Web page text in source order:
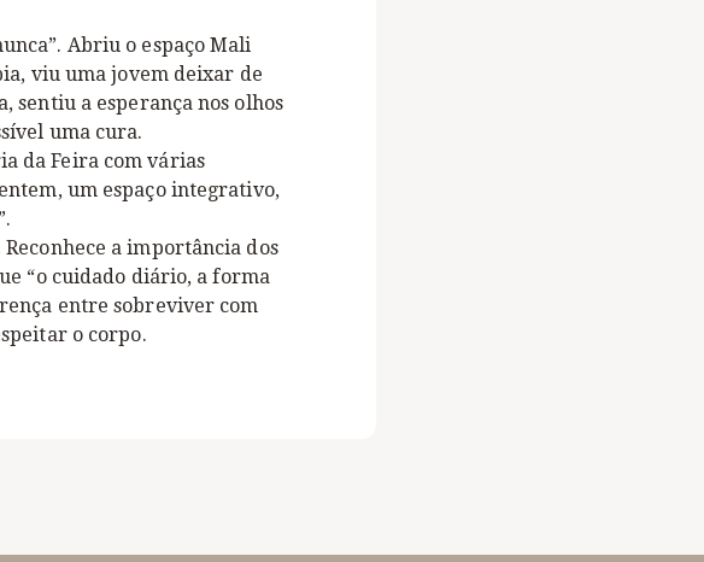
Abriu o espaço Mali
viu uma jovem deixar de
sentiu a esperança nos olhos
uma cura.
da Feira com várias
um espaço integrativo,
a importância dos
“o cuidado diário, a forma
entre sobreviver com
o corpo.